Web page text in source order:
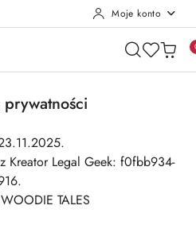
Moje konto
prywatności
Kreator Legal Geek: f0fbb934-
TALES